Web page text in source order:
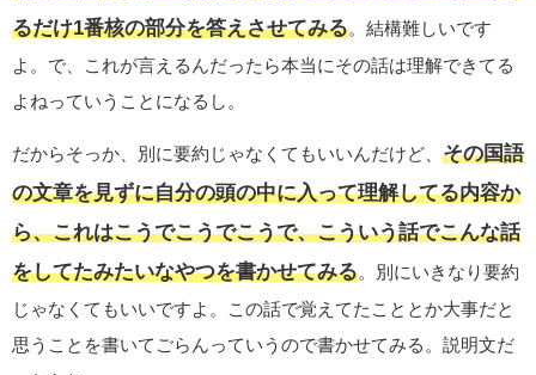
るだけ1番核の部分を答えさせてみる。結構難しいです
よ。で、これが言えるんだったら本当にその話は理解できてる
よねっていうことになるし。
だからそっか、別に要約じゃなくてもいいんだけど、 その国語
の文章を見ずに自分の頭の中に入って理解してる内容か
ら、これはこうでこうでこうで、こういう話でこんな話
をしてたみたいなやつを書かせてみる。別にいきなり要約
じゃなくてもいいですよ。この話で覚えてたこととか大事だと
思うことを書いてごらんっていうので書かせてみる。説明文だ